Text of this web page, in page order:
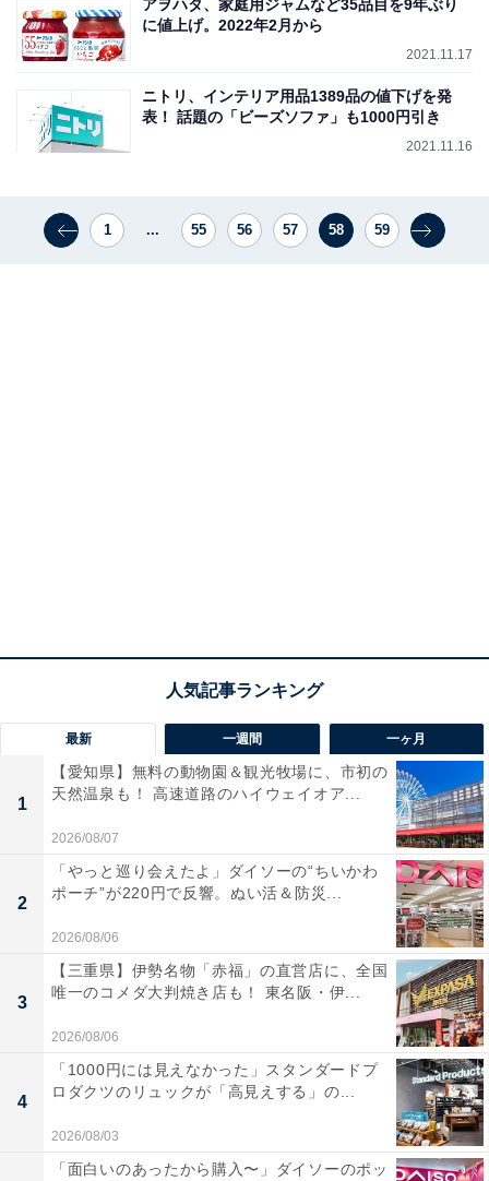
アヲハタ、家庭用ジャムなど35品目を9年ぶり
に値上げ。2022年2月から
2021.11.17
ニトリ、インテリア用品1389品の値下げを発
表！ 話題の「ビーズソファ」も1000円引き
2021.11.16
1 ... 55 56 57 58 59
最新 一週間 一ヶ月
1
【愛知県】無料の動物園＆観光牧場に、市初の
天然温泉も！ 高速道路のハイウェイオア...
2026/08/07
2
「やっと巡り会えたよ」ダイソーの“ちいかわ
ポーチ”が220円で反響。ぬい活＆防災...
2026/08/06
3
【三重県】伊勢名物「赤福」の直営店に、全国
唯一のコメダ大判焼き店も！ 東名阪・伊...
2026/08/06
4
「1000円には見えなかった」スタンダードプ
ロダクツのリュックが「高見えする」の...
2026/08/03
「面白いのあったから購入〜」ダイソーのポッ